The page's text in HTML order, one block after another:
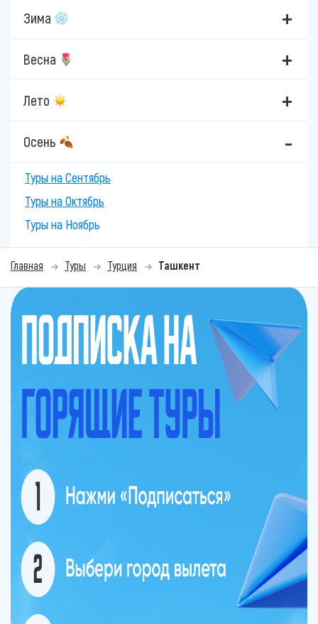
Зима
Весна
Лето
Осень
Туры на Сентябрь
Туры на Октябрь
Туры на Ноябрь
Главная Туры Турция Ташкент